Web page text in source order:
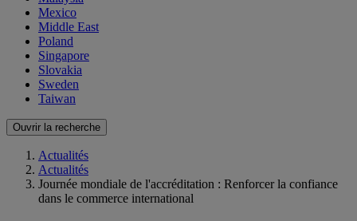
Mexico
Middle East
Poland
Singapore
Slovakia
Sweden
Taiwan
Ouvrir la recherche
Actualités
Actualités
Journée mondiale de l'accréditation : Renforcer la confiance
dans le commerce international